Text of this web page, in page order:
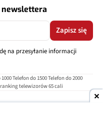
newslettera
Zapisz się
na przesyłanie informacji
Telefon do 1500Telefon do 2000
ranking telewizorów 65 cali